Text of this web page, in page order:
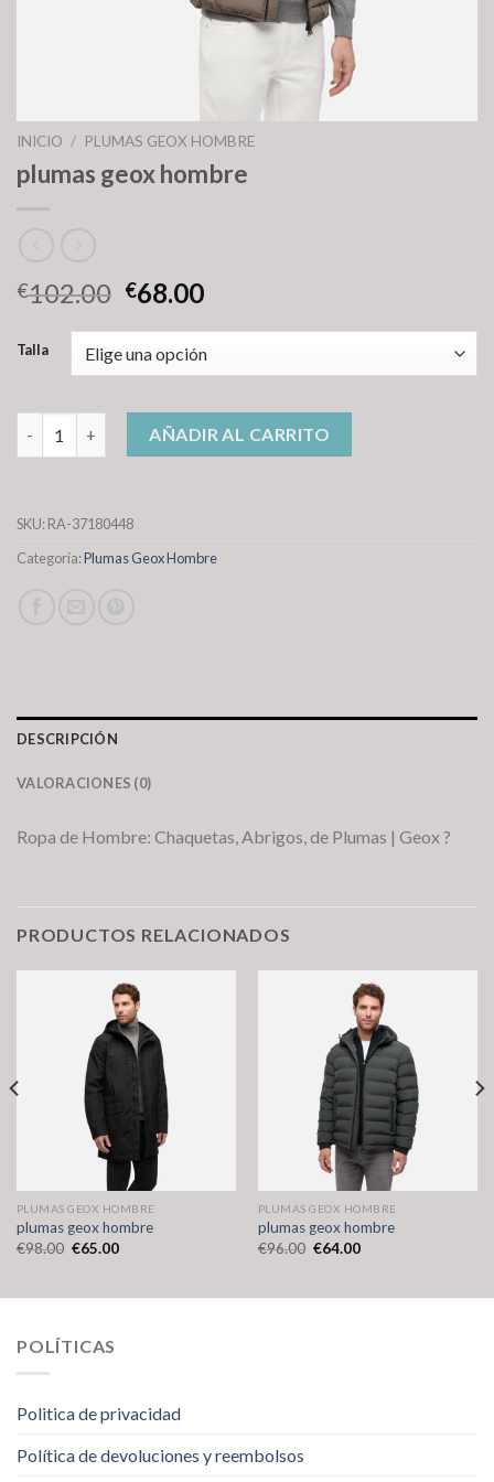
INICIO / PLUMAS GEOX HOMBRE
plumas geox hombre
€102.00 €68.00
Talla
plumas geox hombre cantidadAÑADIR AL CARRITO
SKU:RA-37180448
Categoría:Plumas Geox Hombre
DESCRIPCIÓN
VALORACIONES (0)
Ropa de Hombre: Chaquetas, Abrigos, de Plumas | Geox ?
PRODUCTOS RELACIONADOS
PLUMAS GEOX HOMBRE
plumas geox hombre
€98.00 €65.00
PLUMAS GEOX HOMBRE
plumas geox hombre
€96.00 €64.00
POLÍTICAS
Politica de privacidad
Política de devoluciones y reembolsos